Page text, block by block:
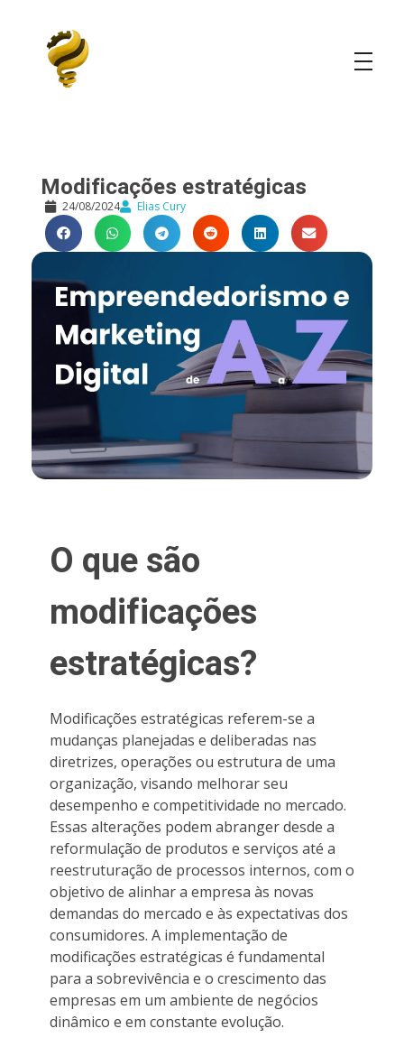
Modificações estratégicas
24/08/2024 Elias Cury
O que são
modificações
estratégicas?
Modificações estratégicas referem-se a
mudanças planejadas e deliberadas nas
diretrizes, operações ou estrutura de uma
organização, visando melhorar seu
desempenho e competitividade no mercado.
Essas alterações podem abranger desde a
reformulação de produtos e serviços até a
reestruturação de processos internos, com o
objetivo de alinhar a empresa às novas
demandas do mercado e às expectativas dos
consumidores. A implementação de
modificações estratégicas é fundamental
para a sobrevivência e o crescimento das
empresas em um ambiente de negócios
dinâmico e em constante evolução.